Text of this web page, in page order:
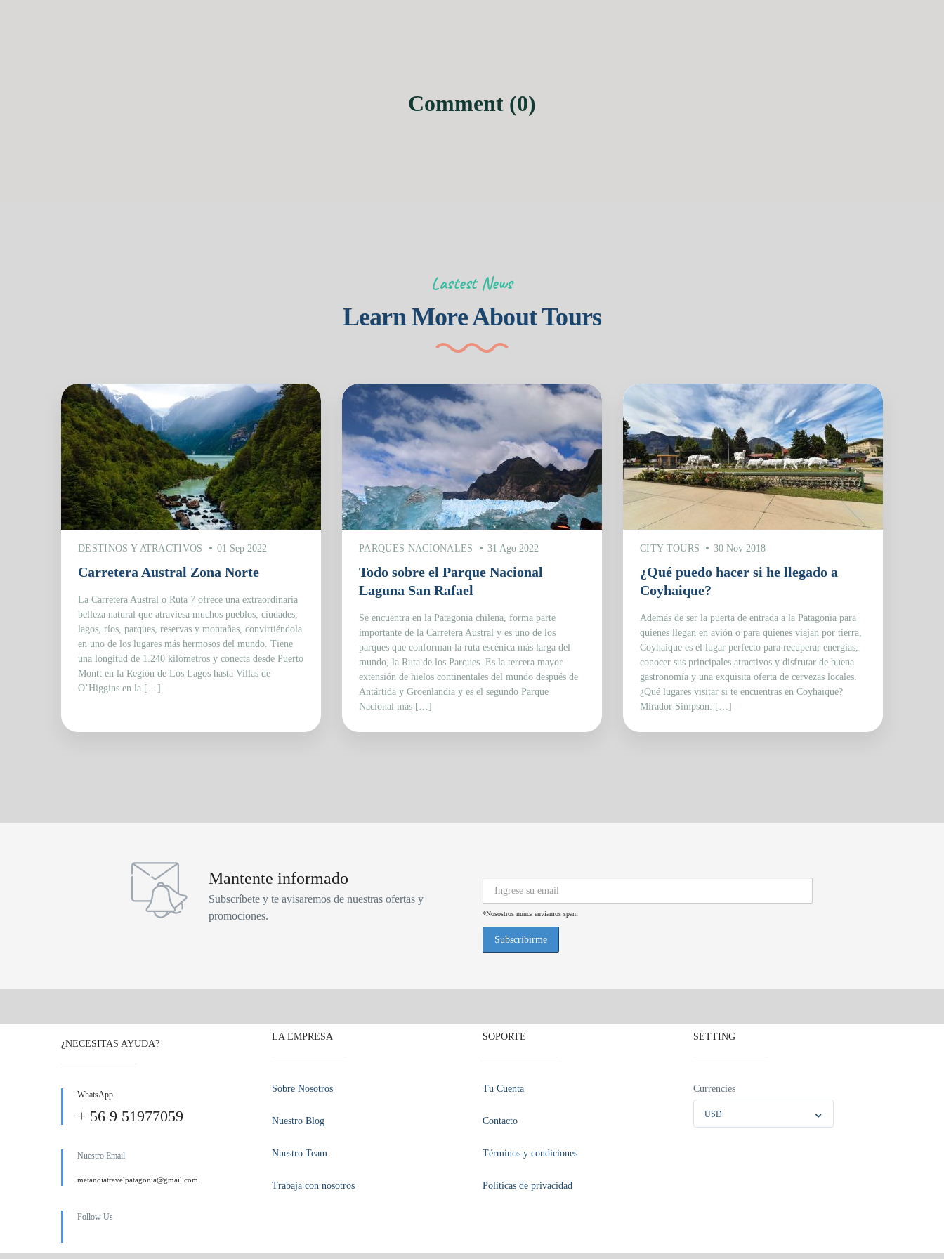
Comment (0)
Lastest News
Learn More About Tours
DESTINOS Y ATRACTIVOS 01 Sep 2022
Carretera Austral Zona Norte
La Carretera Austral o Ruta 7 ofrece una extraordinaria
belleza natural que atraviesa muchos pueblos, ciudades,
lagos, ríos, parques, reservas y montañas, convirtiéndola
en uno de los lugares más hermosos del mundo. Tiene
una longitud de 1.240 kilómetros y conecta desde Puerto
Montt en la Región de Los Lagos hasta Villas de
O’Higgins en la […]
PARQUES NACIONALES 31 Ago 2022
Todo sobre el Parque Nacional
Laguna San Rafael
Se encuentra en la Patagonia chilena, forma parte
importante de la Carretera Austral y es uno de los
parques que conforman la ruta escénica más larga del
mundo, la Ruta de los Parques. Es la tercera mayor
extensión de hielos continentales del mundo después de
Antártida y Groenlandia y es el segundo Parque
Nacional más […]
CITY TOURS 30 Nov 2018
¿Qué puedo hacer si he llegado a
Coyhaique?
Además de ser la puerta de entrada a la Patagonia para
quienes llegan en avión o para quienes viajan por tierra,
Coyhaique es el lugar perfecto para recuperar energías,
conocer sus principales atractivos y disfrutar de buena
gastronomía y una exquisita oferta de cervezas locales.
¿Qué lugares visitar si te encuentras en Coyhaique?
Mirador Simpson: […]
Mantente informado
Subscríbete y te avisaremos de nuestras ofertas y
promociones.
*Nosostros nunca enviamos spam
¿NECESITAS AYUDA?
WhatsApp
+ 56 9 51977059
Nuestro Email
metanoiatravelpatagonia@gmail.com
Follow Us
LA EMPRESA
Sobre Nosotros
Nuestro Blog
Nuestro Team
Trabaja con nosotros
SOPORTE
Tu Cuenta
Contacto
Términos y condiciones
Politicas de privacidad
SETTING
Currencies
USD